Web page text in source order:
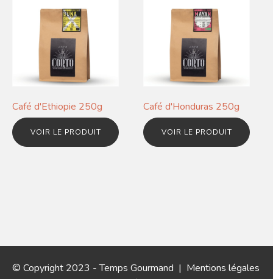
Café d'Ethiopie 250g
VOIR LE PRODUIT
Café d'Honduras 250g
VOIR LE PRODUIT
© Copyright 2023 - Temps Gourmand | Mentions légales